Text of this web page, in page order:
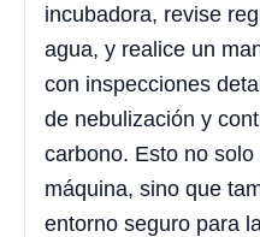
incubadora, revise
agua, y realice un
con inspecciones
de nebulización y
carbono. Esto no
máquina, sino que
entorno seguro para